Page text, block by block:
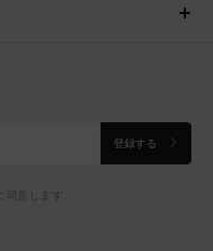
登録する
に同意します。